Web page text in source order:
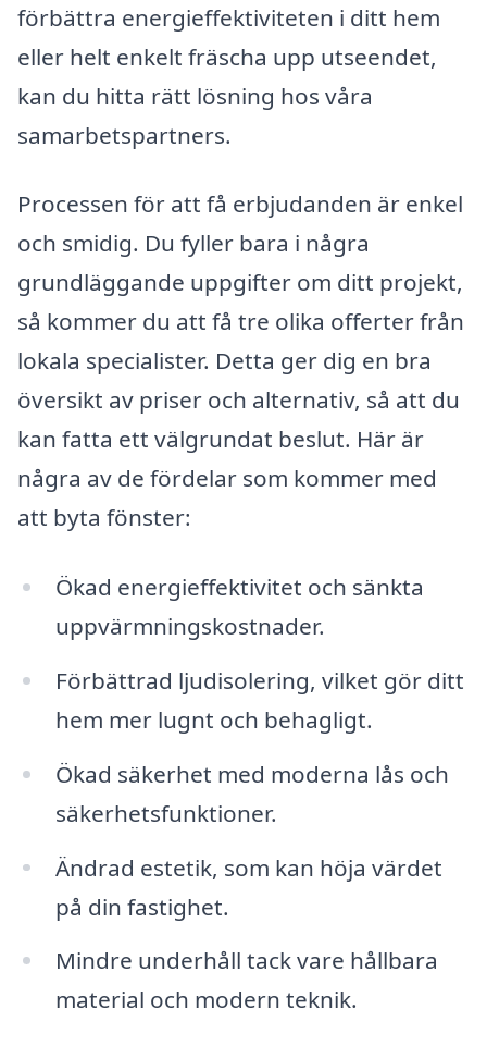
förbättra energieffektiviteten i ditt hem
eller helt enkelt fräscha upp utseendet,
kan du hitta rätt lösning hos våra
samarbetspartners.
Processen för att få erbjudanden är enkel
och smidig. Du fyller bara i några
grundläggande uppgifter om ditt projekt,
så kommer du att få tre olika offerter från
lokala specialister. Detta ger dig en bra
översikt av priser och alternativ, så att du
kan fatta ett välgrundat beslut. Här är
några av de fördelar som kommer med
att byta fönster:
Ökad energieffektivitet och sänkta
uppvärmningskostnader.
Förbättrad ljudisolering, vilket gör ditt
hem mer lugnt och behagligt.
Ökad säkerhet med moderna lås och
säkerhetsfunktioner.
Ändrad estetik, som kan höja värdet
på din fastighet.
Mindre underhåll tack vare hållbara
material och modern teknik.